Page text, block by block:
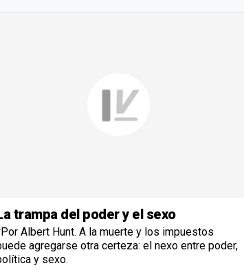
trampa del poder y el sexo
Albert Hunt. A la muerte y los impuestos
agregarse otra certeza: el nexo entre poder,
y sexo.